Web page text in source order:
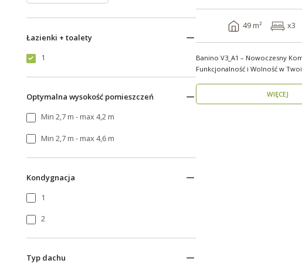
Łazienki + toalety
1
Optymalna wysokość pomieszczeń
Min 2,7 m - max 4,2 m
Min 2,7 m - max 4,6 m
Kondygnacja
1
2
Typ dachu
49 m² x3
Banino V3_A1 – Nowoczesny
Funkcjonalność i Wolność w Twoich
wygody i estety..
WIĘCEJ